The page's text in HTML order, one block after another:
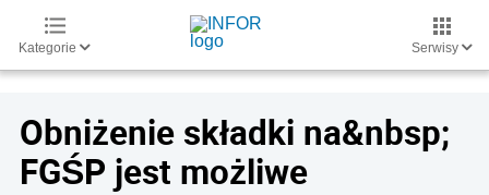
Kategorie Serwisy
Obniżenie składki na&nbsp;
FGŚP jest możliwe